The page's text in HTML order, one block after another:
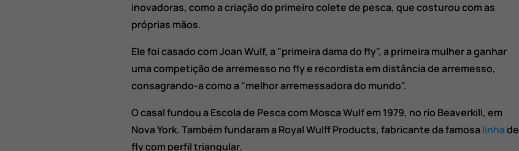
inovadoras, como a criação do primeiro colete de pesca, que costurou com as
próprias mãos.
Ele foi casado com Joan Wulf, a "primeira dama do fly", a primeira mulher a ganhar
uma competição de arremesso no fly e recordista em distância de arremesso,
consagrando-a como a "melhor arremessadora do mundo".
O casal fundou a Escola de Pesca com Mosca Wulf em 1979, no rio Beaverkill, em
Nova York. Também fundaram a Royal Wulff Products, fabricante da famosa linhade
fly com perfil triangular.